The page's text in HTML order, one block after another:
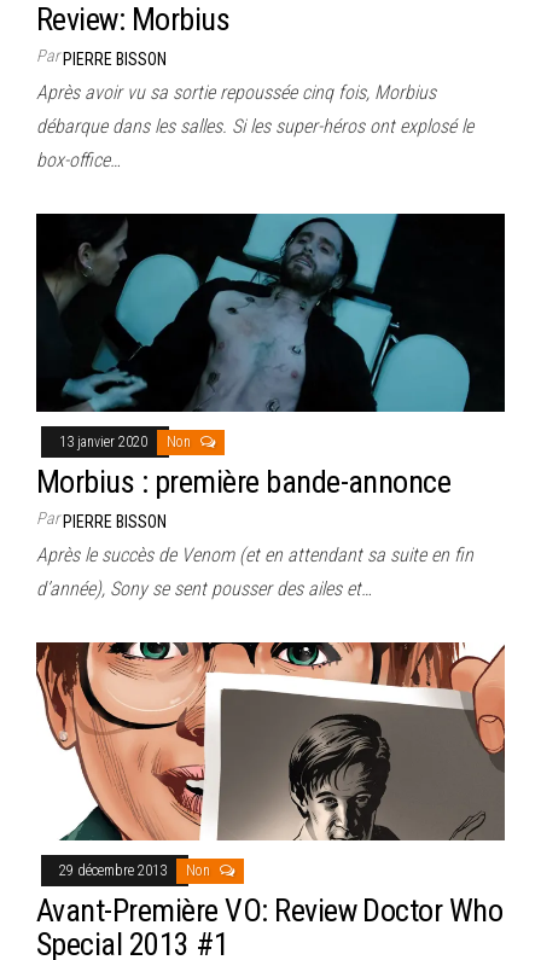
Review: Morbius
ParPIERRE BISSON
Après avoir vu sa sortie repoussée cinq fois, Morbius
débarque dans les salles. Si les super-héros ont explosé le
box-office…
13 janvier 2020 Non
Morbius : première bande-annonce
ParPIERRE BISSON
Après le succès de Venom (et en attendant sa suite en fin
d’année), Sony se sent pousser des ailes et…
29 décembre 2013 Non
Avant-Première VO: Review Doctor Who
Special 2013 #1